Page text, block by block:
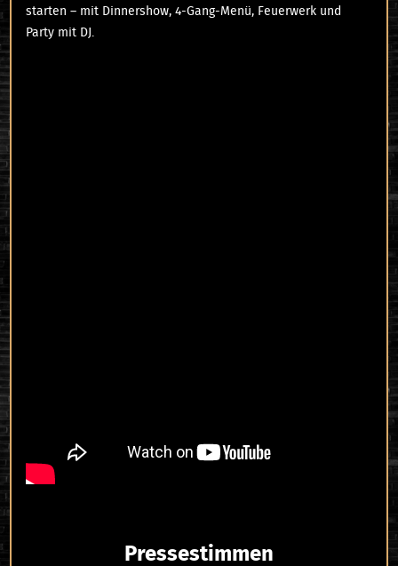
starten – mit Dinnershow, 4-Gang-Menü, Feuerwerk und
Party mit DJ.
Pressestimmen